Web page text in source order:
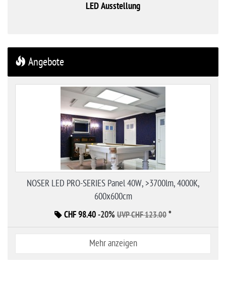
LED Ausstellung
Angebote
NOSER LED PRO-SERIES Panel 40W, >3700lm, 4000K,
600x600cm
CHF 98.40-20% UVP CHF 123.00 *
Mehr anzeigen